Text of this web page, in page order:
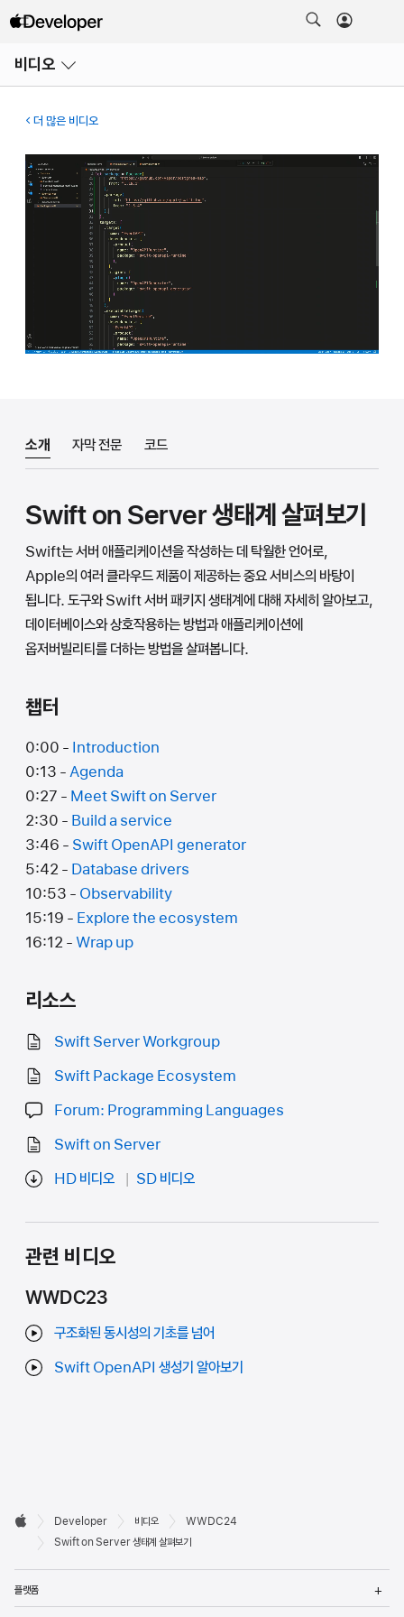
비디오
열기
더 많은 비디오
소개 자막 전문 코드
Swift on Server 생태계 살펴보기
Swift는 서버 애플리케이션을 작성하는 데 탁월한 언어로,
Apple의 여러 클라우드 제품이 제공하는 중요 서비스의 바탕이
됩니다. 도구와 Swift 서버 패키지 생태계에 대해 자세히 알아보고,
데이터베이스와 상호작용하는 방법과 애플리케이션에
옵저버빌리티를 더하는 방법을 살펴봅니다.
챕터
0:00 - Introduction
0:13 - Agenda
0:27 - Meet Swift on Server
2:30 - Build a service
3:46 - Swift OpenAPI generator
5:42 - Database drivers
10:53 - Observability
15:19 - Explore the ecosystem
16:12 - Wrap up
리소스
Swift Server Workgroup
Swift Package Ecosystem
Forum: Programming Languages
Swift on Server
HD 비디오
SD 비디오
관련 비디오
WWDC23
구조화된 동시성의 기초를 넘어
Swift OpenAPI 생성기 알아보기
Developer
바닥글

Developer 비디오
WWDC24
Swift on Server 생태계 살펴보기
플랫폼